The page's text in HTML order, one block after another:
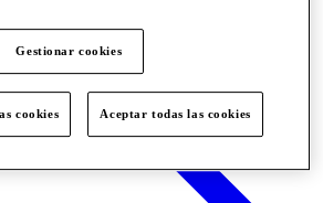
Gestionar cookies
cookies Aceptar todas las cookies